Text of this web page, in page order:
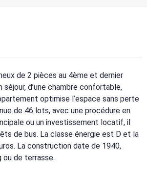
de 2 pièces au 4ème et dernier
d’une chambre confortable,
optimise l’espace sans perte
de 46 lots, avec une procédure en
ou un investissement locatif, il
de bus. La classe énergie est D et la
La construction date de 1940,
ou de terrasse.